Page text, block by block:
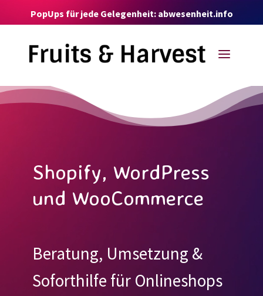
Player
PopUps für jede Gelegenheit: abwesenheit.info
a
Video-
Player
Shopify, WordPress
und WooCommerce
Beratung, Umsetzung &
Soforthilfe für Onlineshops